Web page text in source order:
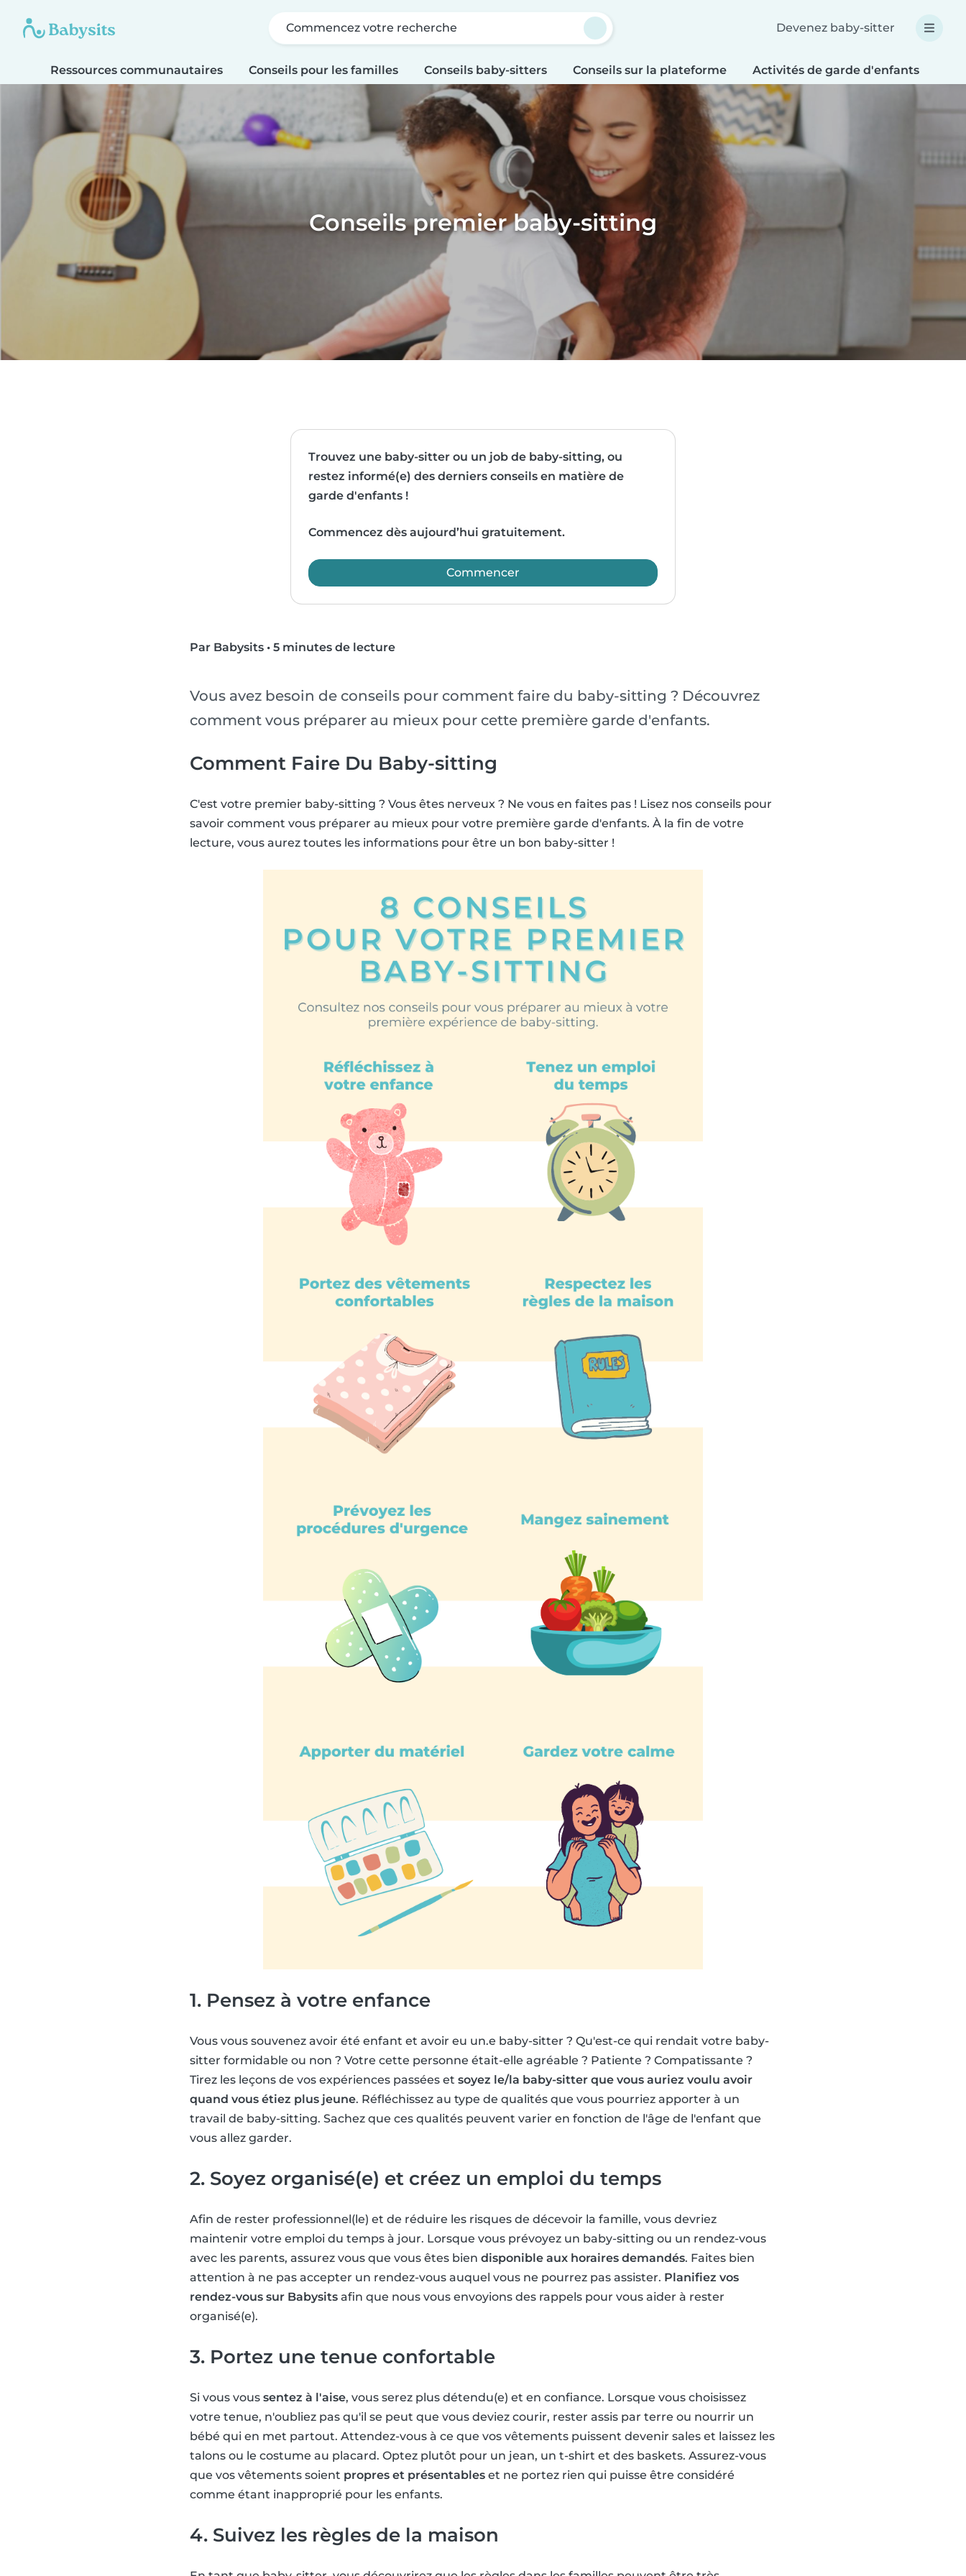
Commencez votre recherche Devenez baby-sitter
Ressources communautaires Conseils pour les familles Conseils baby-sitters Conseils sur la plateforme Activités de garde d'enfants
Conseils premier baby-sitting
Trouvez une baby-sitter ou un job de baby-sitting, ou
restez informé(e) des derniers conseils en matière de
garde d'enfants !
Commencez dès aujourd’hui gratuitement.
Commencer
Par Babysits • 5 minutes de lecture
Vous avez besoin de conseils pour comment faire du baby-sitting ? Découvrez
comment vous préparer au mieux pour cette première garde d'enfants.
Comment Faire Du Baby-sitting
C'est votre premier baby-sitting ? Vous êtes nerveux ? Ne vous en faites pas ! Lisez nos conseils pour
savoir comment vous préparer au mieux pour votre première garde d'enfants. À la fin de votre
lecture, vous aurez toutes les informations pour être un bon baby-sitter !
1. Pensez à votre enfance
Vous vous souvenez avoir été enfant et avoir eu un.e baby-sitter ? Qu'est-ce qui rendait votre baby-
sitter formidable ou non ? Votre cette personne était-elle agréable ? Patiente ? Compatissante ?
Tirez les leçons de vos expériences passées et soyez le/la baby-sitter que vous auriez voulu avoir
quand vous étiez plus jeune. Réfléchissez au type de qualités que vous pourriez apporter à un
travail de baby-sitting. Sachez que ces qualités peuvent varier en fonction de l'âge de l'enfant que
vous allez garder.
2. Soyez organisé(e) et créez un emploi du temps
Afin de rester professionnel(le) et de réduire les risques de décevoir la famille, vous devriez
maintenir votre emploi du temps à jour. Lorsque vous prévoyez un baby-sitting ou un rendez-vous
avec les parents, assurez vous que vous êtes bien disponible aux horaires demandés. Faites bien
attention à ne pas accepter un rendez-vous auquel vous ne pourrez pas assister. Planifiez vos
rendez-vous sur Babysits afin que nous vous envoyions des rappels pour vous aider à rester
organisé(e).
3. Portez une tenue confortable
Si vous vous sentez à l'aise, vous serez plus détendu(e) et en confiance. Lorsque vous choisissez
votre tenue, n'oubliez pas qu'il se peut que vous deviez courir, rester assis par terre ou nourrir un
bébé qui en met partout. Attendez-vous à ce que vos vêtements puissent devenir sales et laissez les
talons ou le costume au placard. Optez plutôt pour un jean, un t-shirt et des baskets. Assurez-vous
que vos vêtements soient propres et présentables et ne portez rien qui puisse être considéré
comme étant inapproprié pour les enfants.
4. Suivez les règles de la maison